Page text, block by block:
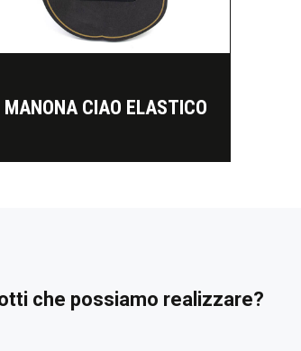
MANONA CIAO ELASTICO
che possiamo realizzare?